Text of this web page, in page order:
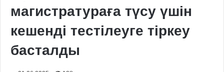
магистратураға түсу үшін
кешенді тестілеуге тіркеу
басталды